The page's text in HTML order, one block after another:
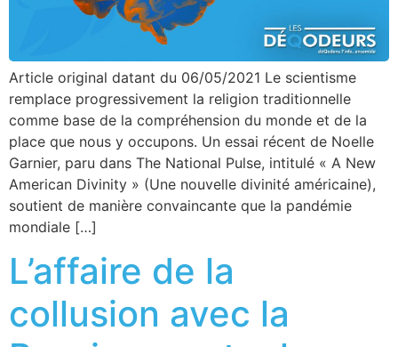
Article original datant du 06/05/2021 Le scientisme
remplace progressivement la religion traditionnelle
comme base de la compréhension du monde et de la
place que nous y occupons. Un essai récent de Noelle
Garnier, paru dans The National Pulse, intitulé « A New
American Divinity » (Une nouvelle divinité américaine),
soutient de manière convaincante que la pandémie
mondiale […]
L’affaire de la
collusion avec la